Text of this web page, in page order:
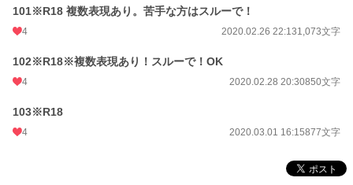
101※R18 複数表現あり。苦手な方はスルーで！
4 2020.02.26 22:131,073文字
102※R18※複数表現あり！スルーで！OK
4 2020.02.28 20:30850文字
103※R18
4 2020.03.01 16:15877文字